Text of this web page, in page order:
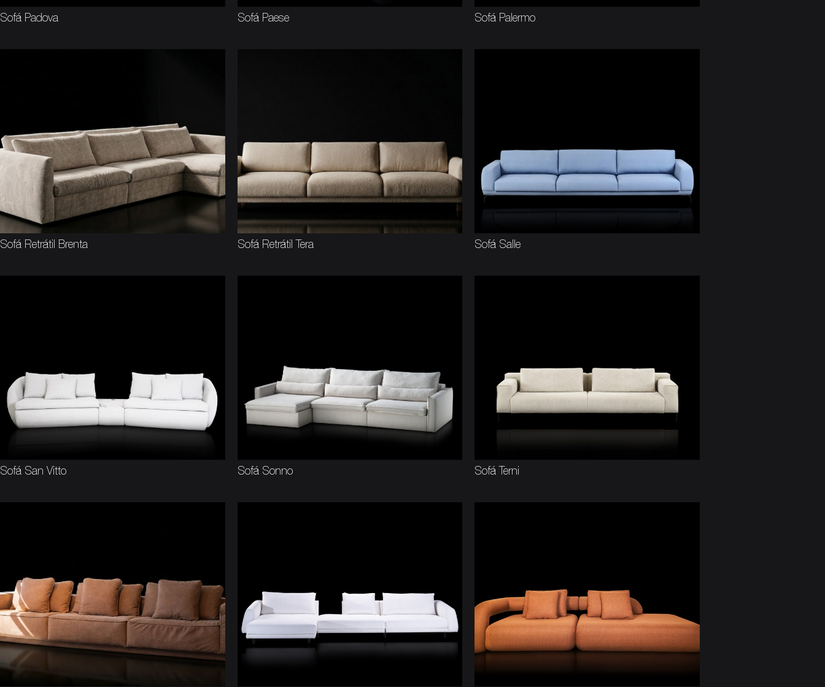
Sofá Padova Sofá Paese Sofá Palermo
Sofá Retrátil Brenta Sofá Retrátil Tera Sofá Salle
Sofá San Vitto Sofá Sonno Sofá Terni